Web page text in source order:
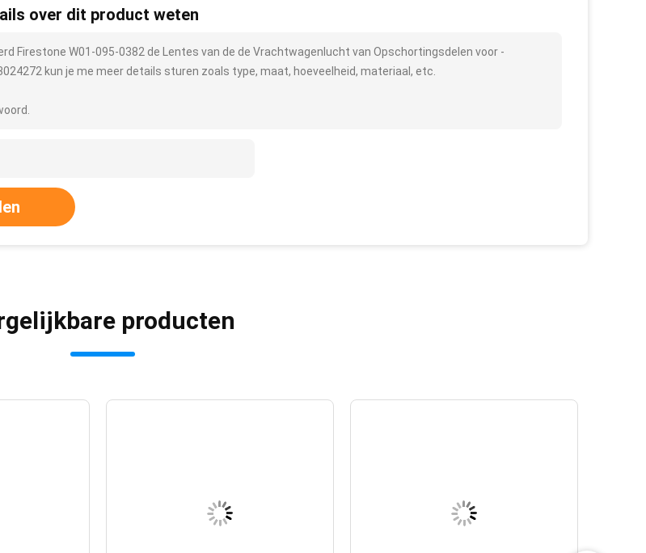
over dit product weten
Firestone W01-095-0382 de Lentes van de de Vrachtwagenlucht van Opschortingsdelen voor -
kun je me meer details sturen zoals type, maat, hoeveelheid, materiaal, etc.
producten